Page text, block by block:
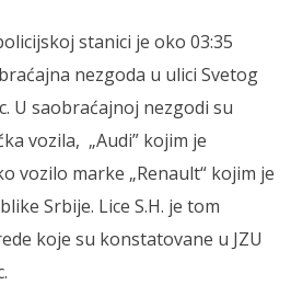
stanici je oko 03:35
nezgoda u ulici Svetog
U saobraćajnoj nezgodi su
vozila, „Audi” kojim je
vozilo marke „Renault“ kojim je
Srbije. Lice S.H. je tom
koje su konstatovane u JZU